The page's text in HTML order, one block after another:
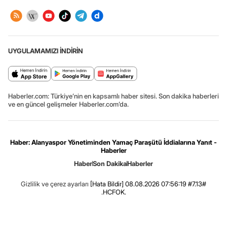
UYGULAMAMIZI İNDİRİN
Haberler.com: Türkiye’nin en kapsamlı haber sitesi. Son dakika haberleri
ve en güncel gelişmeler Haberler.com’da.
Haber: Alanyaspor Yönetiminden Yamaç Paraşütü İddialarına Yanıt -
Haberler
HaberSon DakikaHaberler
Gizlilik ve çerez ayarları [Hata Bildir] 08.08.2026 07:56:19 #7.13#
.HCFOK.